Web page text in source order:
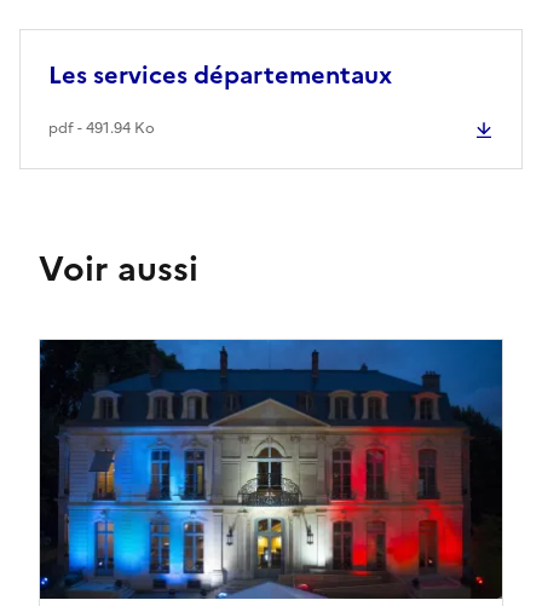
Les services départementaux
pdf - 491.94 Ko
Voir aussi